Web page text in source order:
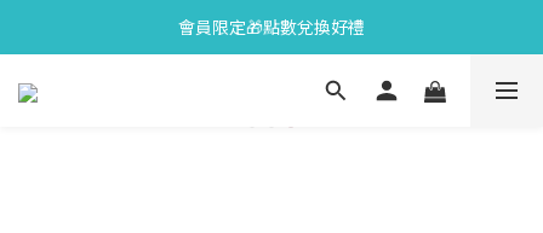
會員限定🎁點數兌換好禮
會員限定🎁點數兌換好禮
全新上市🫧變色牙膏加碼送好禮
會員限定🎁點數兌換好禮